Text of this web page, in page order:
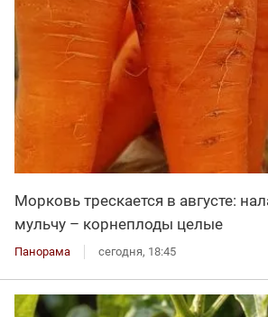
Морковь трескается в августе:
мульчу – корнеплоды целые
Панорама сегодня, 18:45